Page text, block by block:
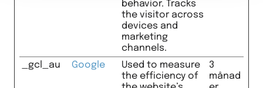
behavior. Tracks
the visitor across
devices and
marketing
channels.
_gcl_au Google
Used to measure
the efficiency of
3
månad